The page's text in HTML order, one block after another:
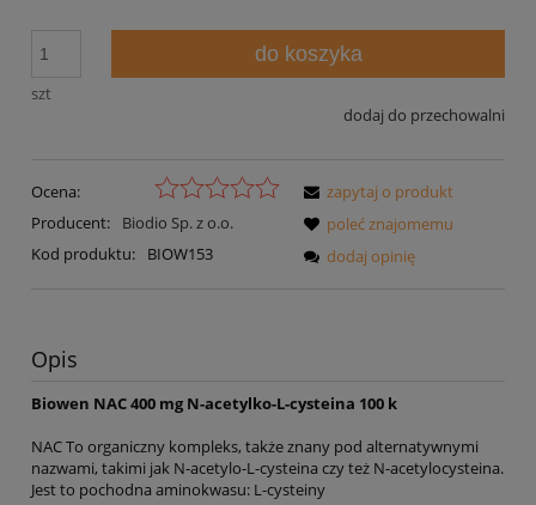
szt
do koszyka
dodaj do przechowalni
Ocena:
Producent:
Biodio Sp. z o.o.
Kod produktu:
BIOW153
zapytaj o produkt
poleć znajomemu
dodaj opinię
Opis
Biowen NAC 400 mg N-acetylko-L-cysteina 100 k
NAC To organiczny kompleks, także znany pod alternatywnymi
nazwami, takimi jak N-acetylo-L-cysteina czy też N-acetylocysteina.
Jest to pochodna aminokwasu: L-cysteiny